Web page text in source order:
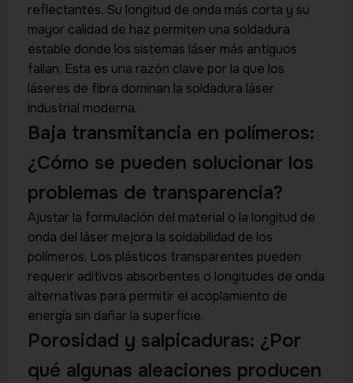
reflectantes. Su longitud de onda más corta y su
mayor calidad de haz permiten una soldadura
estable donde los sistemas láser más antiguos
fallan. Esta es una razón clave por la que los
láseres de fibra dominan la soldadura láser
industrial moderna.
Baja transmitancia en polímeros:
¿Cómo se pueden solucionar los
problemas de transparencia?
Ajustar la formulación del material o la longitud de
onda del láser mejora la soldabilidad de los
polímeros. Los plásticos transparentes pueden
requerir aditivos absorbentes o longitudes de onda
alternativas para permitir el acoplamiento de
energía sin dañar la superficie.
Porosidad y salpicaduras: ¿Por
qué algunas aleaciones producen